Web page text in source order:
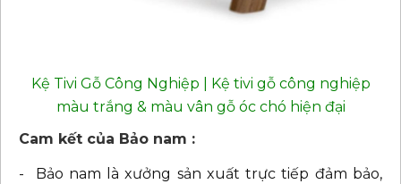
Kệ Tivi Gỗ Công Nghiệp | Kệ tivi gỗ công nghiệp
màu trắng & màu vân gỗ óc chó hiện đại
Cam kết của Bảo nam :
- Bảo nam là xưởng sản xuất trực tiếp đảm bảo,